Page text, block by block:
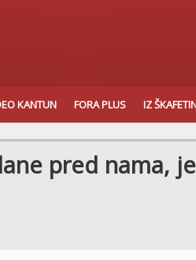
KANTUN FORA PLUS IZ
pred nama,